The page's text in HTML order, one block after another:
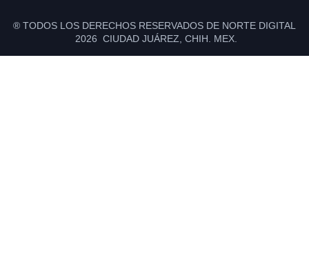
® TODOS LOS DERECHOS RESERVADOS DE NORTE DIGITAL
2026 CIUDAD JUÁREZ, CHIH. MEX.